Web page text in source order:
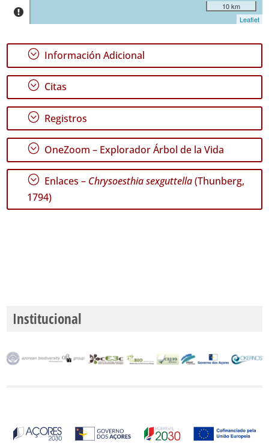
10 km
Leaflet
; Información Adicional
; Citas
; Registros
; OneZoom – Explorador Árbol de la Vida
; Enlaces – Chrysoesthia sexguttella(Thunberg,
1794)
Institucional